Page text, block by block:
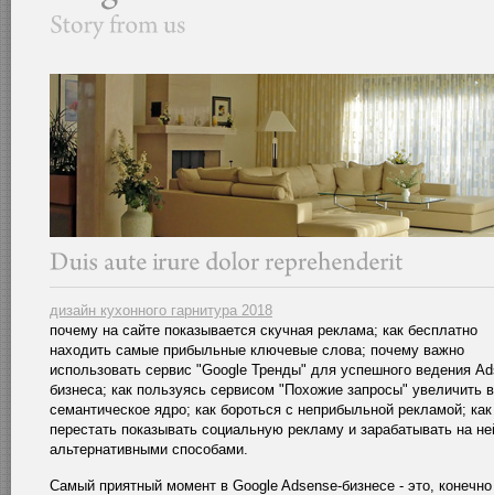
дизайн кухонного гарнитура 2018
почему на сайте показывается скучная реклама; как бесплатно
находить самые прибыльные ключевые слова; почему важно
использовать сервис "Google Тренды" для успешного ведения
бизнеса; как пользуясь сервисом "Похожие запросы" увеличить
семантическое ядро; как бороться с неприбыльной рекламой; как
перестать показывать социальную рекламу и зарабатывать на
альтернативными способами.
Самый приятный момент в Google Adsense-бизнесе - это,